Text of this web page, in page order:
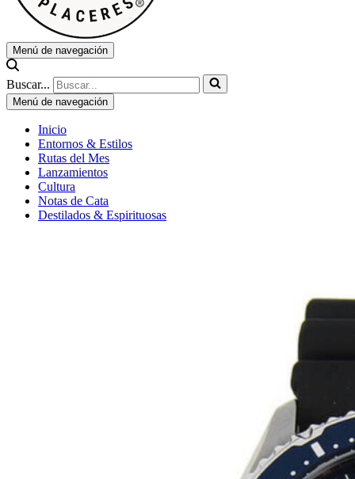
Menú de navegación
Buscar...
Menú de navegación
Inicio
Entornos & Estilos
Rutas del Mes
Lanzamientos
Cultura
Notas de Cata
Destilados & Espirituosas